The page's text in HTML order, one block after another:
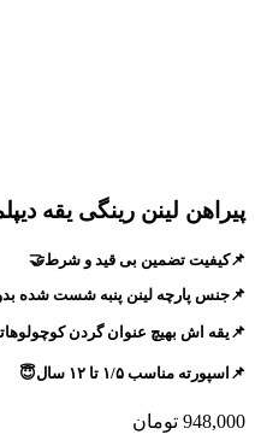
پیراهن لینن رینگی یقه
📌کیفیت تضمین بی قید و شرط🤝
📌جنس پارچه لینن پنبه شست شده
📌یقه اش بهیچ عنوان گردن
📌اسپورته مناسب ۱/۵ تا ۱۲ سال😇
948,000 تومان